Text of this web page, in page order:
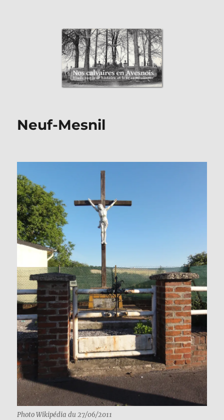
Nos Calvaires en Avesnois
Neuf-Mesnil
Photo Wikipédia du 27/06/2011